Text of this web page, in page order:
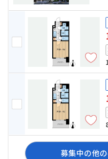
募集中の他の